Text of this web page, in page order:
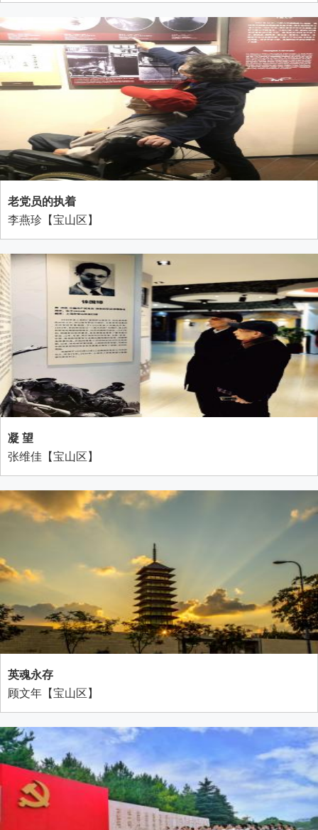
老党员的执着
李燕珍【宝山区】
凝 望
张维佳【宝山区】
英魂永存
顾文年【宝山区】